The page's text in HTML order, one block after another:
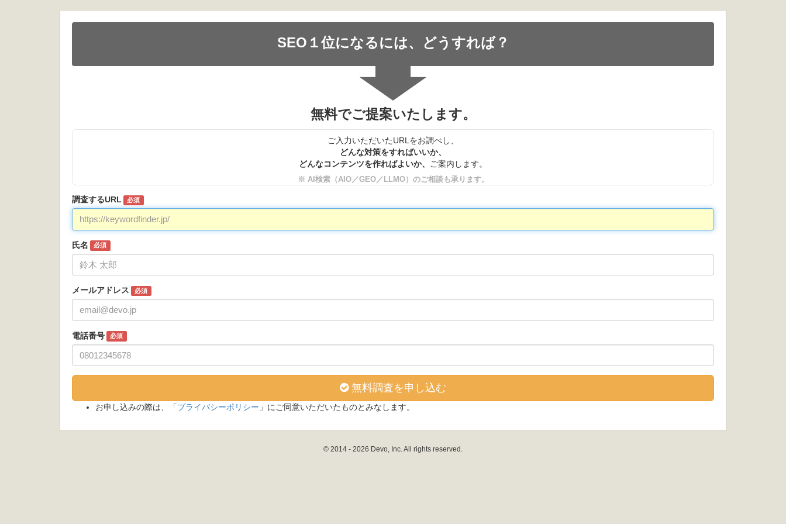
SEO１位になるには、どうすれば？
無料でご提案いたします。
ご入力いただいたURLをお調べし、
どんな対策をすればいいか、
どんなコンテンツを作ればよいか、
ご案内します。
※ AI検索（AIO／GEO／LLMO）のご相談も承ります。
調査するURL 必須
氏名 必須
メールアドレス 必須
電話番号 必須
無料調査を申し込む
お申し込みの際は、「プライバシーポリシー 」にご同意いただいたものとみなします。
© 2014 - 2026 Devo, Inc. All rights reserved.